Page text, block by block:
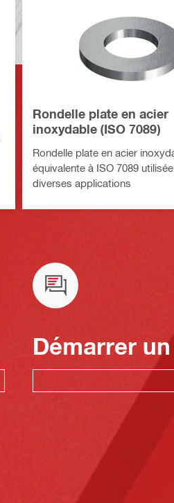
Rondelle plate en acier
inoxydable (ISO 7089)
Rondelle plate en acier
équivalente à ISO 7089
diverses applications
Démarrer